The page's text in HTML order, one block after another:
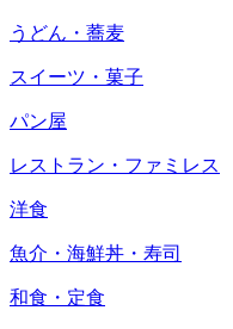
うどん・蕎麦
スイーツ・菓子
パン屋
レストラン・ファミレス
洋食
魚介・海鮮丼・寿司
和食・定食